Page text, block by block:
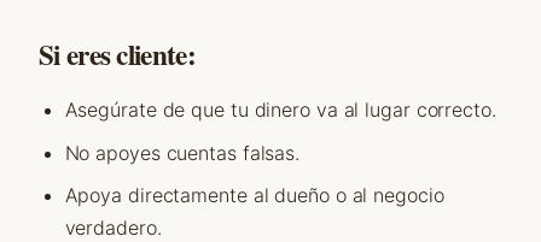
Si eres cliente:
Asegúrate de que tu dinero va al lugar correcto.
No apoyes cuentas falsas.
Apoya directamente al dueño o al negocio
verdadero.